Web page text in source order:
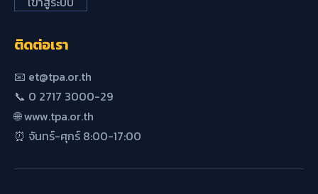
ติดต่อเรา
📧 et@tpa.or.th
📞 0 2717 3000-29
🌐 www.tpa.or.th
⏰ จันทร์-ศุกร์ 8:00-17:00